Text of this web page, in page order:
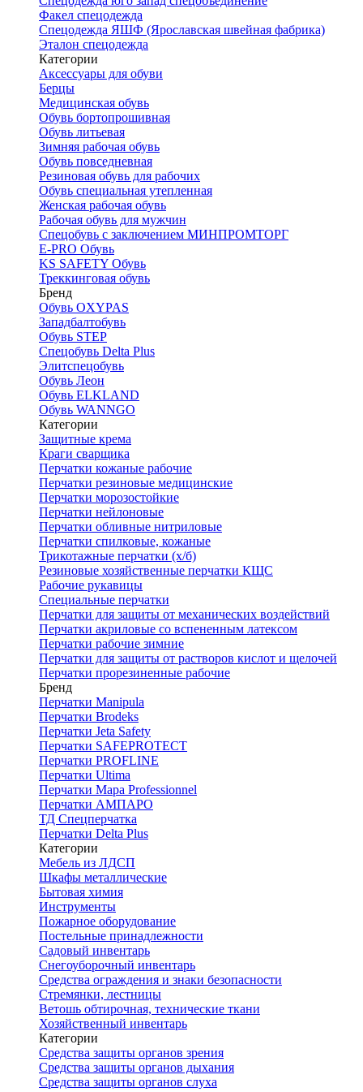
Факел спецодежда
Спецодежда ЯШФ (Ярославская швейная фабрика)
Эталон спецодежда
Категории
Аксессуары для обуви
Берцы
Медицинская обувь
Обувь бортопрошивная
Обувь литьевая
Зимняя рабочая обувь
Обувь повседневная
Резиновая обувь для рабочих
Обувь специальная утепленная
Женская рабочая обувь
Рабочая обувь для мужчин
Спецобувь с заключением МИНПРОМТОРГ
E-PRO Обувь
KS SAFETY Обувь
Треккинговая обувь
Бренд
Обувь OXYPAS
Западбалтобувь
Обувь STEP
Спецобувь Delta Plus
Элитспецобувь
Обувь Леон
Обувь ELKLAND
Обувь WANNGO
Категории
Защитные крема
Краги сварщика
Перчатки кожаные рабочие
Перчатки резиновые медицинские
Перчатки морозостойкие
Перчатки нейлоновые
Перчатки обливные нитриловые
Перчатки спилковые, кожаные
Трикотажные перчатки (х/б)
Резиновые хозяйственные перчатки КЩС
Рабочие рукавицы
Специальные перчатки
Перчатки для защиты от механических воздействий
Перчатки акриловые со вспененным латексом
Перчатки рабочие зимние
Перчатки для защиты от растворов кислот и щелочей
Перчатки прорезиненные рабочие
Бренд
Перчатки Manipula
Перчатки Brodeks
Перчатки Jeta Safety
Перчатки SAFEPROTECT
Перчатки PROFLINE
Перчатки Ultima
Перчатки Мара Professionnel
Перчатки АМПАРО
ТД Спецперчатка
Перчатки Delta Plus
Категории
Мебель из ЛДСП
Шкафы металлические
Бытовая химия
Инструменты
Пожарное оборудование
Постельные принадлежности
Садовый инвентарь
Снегоуборочный инвентарь
Средства ограждения и знаки безопасности
Стремянки, лестницы
Ветошь обтирочная, технические ткани
Хозяйственный инвентарь
Категории
Средства защиты органов зрения
Средства защиты органов дыхания
Средства защиты органов слуха